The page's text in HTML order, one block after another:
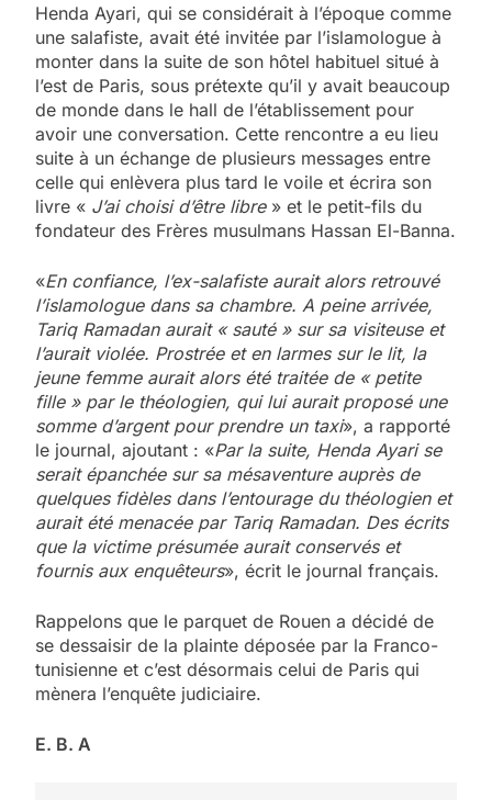
Henda Ayari, qui se considérait à l’époque comme
une salafiste, avait été invitée par l’islamologue à
monter dans la suite de son hôtel habituel situé à
l’est de Paris, sous prétexte qu’il y avait beaucoup
de monde dans le hall de l’établissement pour
avoir une conversation. Cette rencontre a eu lieu
suite à un échange de plusieurs messages entre
celle qui enlèvera plus tard le voile et écrira son
livre « J’ai choisi d’être libre» et le petit-fils du
fondateur des Frères musulmans Hassan El-Banna.
«En confiance, l’ex-salafiste aurait alors retrouvé
l’islamologue dans sa chambre. A peine arrivée,
Tariq Ramadan aurait « sauté » sur sa visiteuse et
l’aurait violée. Prostrée et en larmes sur le lit, la
jeune femme aurait alors été traitée de « petite
fille » par le théologien, qui lui aurait proposé une
somme d’argent pour prendre un taxi», a rapporté
le journal, ajoutant : «Par la suite, Henda Ayari se
serait épanchée sur sa mésaventure auprès de
quelques fidèles dans l’entourage du théologien et
aurait été menacée par Tariq Ramadan. Des écrits
que la victime présumée aurait conservés et
fournis aux enquêteurs», écrit le journal français.
Rappelons que le parquet de Rouen a décidé de
se dessaisir de la plainte déposée par la Franco-
tunisienne et c’est désormais celui de Paris qui
mènera l’enquête judiciaire.
E. B. A